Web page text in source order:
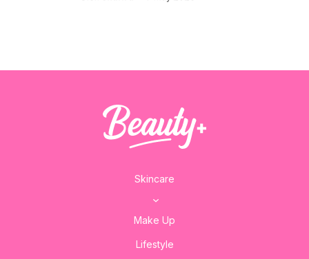
Skincare
Make Up
Lifestyle